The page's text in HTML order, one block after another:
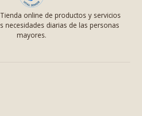
online de productos y servicios
necesidades diarias de las personas
mayores.